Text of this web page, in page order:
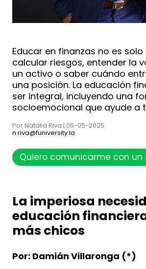
Educar en finanzas no es
calcular riesgos, entender la
un activo o saber cuándo
una posición. La educación
ser integral, incluyendo una
socioemocional que ayude a
Por Natalia Riva | 06-05-2025
n.riva@funiversity.la
Quiero comunicarme con un
La imperiosa
educación
más chicos
Por: Damián Villaronga (*)